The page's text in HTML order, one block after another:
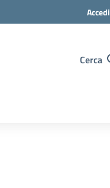
Accedi
Cerca